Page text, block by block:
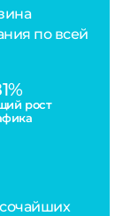
по всей
рост